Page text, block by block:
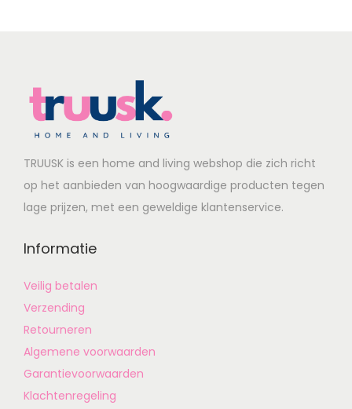
TRUUSK is een home and living webshop die zich richt
op het aanbieden van hoogwaardige producten tegen
lage prijzen, met een geweldige klantenservice.
Informatie
Veilig betalen
Verzending
Retourneren
Algemene voorwaarden
Garantievoorwaarden
Klachtenregeling